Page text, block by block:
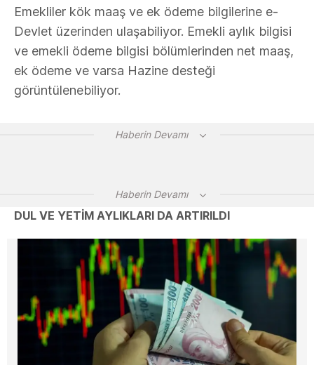
Emekliler kök maaş ve ek ödeme bilgilerine e-
Devlet üzerinden ulaşabiliyor. Emekli aylık bilgisi
ve emekli ödeme bilgisi bölümlerinden net maaş,
ek ödeme ve varsa Hazine desteği
görüntülenebiliyor.
Haberin Devamı
Haberin Devamı
DUL VE YETİM AYLIKLARI DA ARTIRILDI